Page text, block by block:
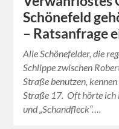
Schönefeld
– Ratsanfrage
Alle Schönefelder, die
Schlippe zwischen
Straße benutzen,
Straße 17. Oft hörte ich
und „Schandfleck“….